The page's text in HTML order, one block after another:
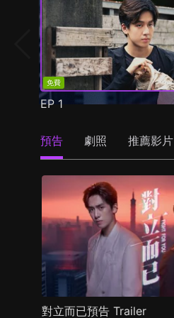
免費
EP 1
預告 劇照 推薦影片
對立而已預告 Trailer